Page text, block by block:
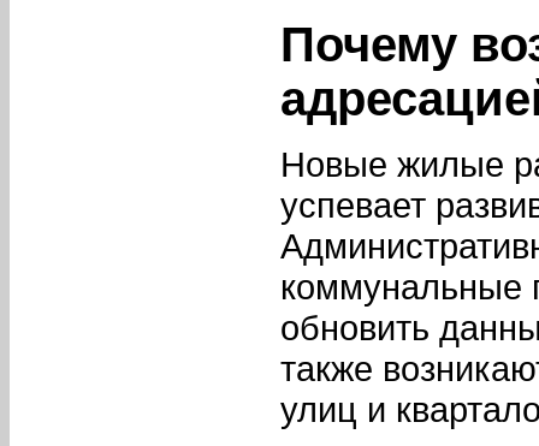
Почему
Новые жилые
успевает
коммунальные
обновить
также
улиц и